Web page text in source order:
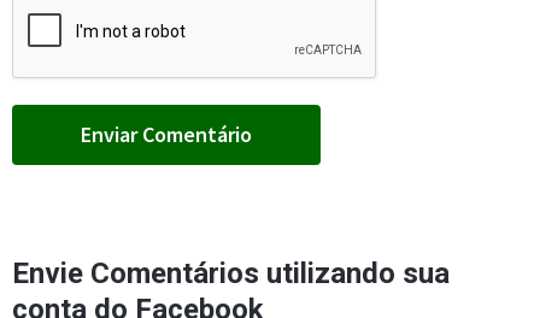
Envie Comentários utilizando sua
conta do Facebook